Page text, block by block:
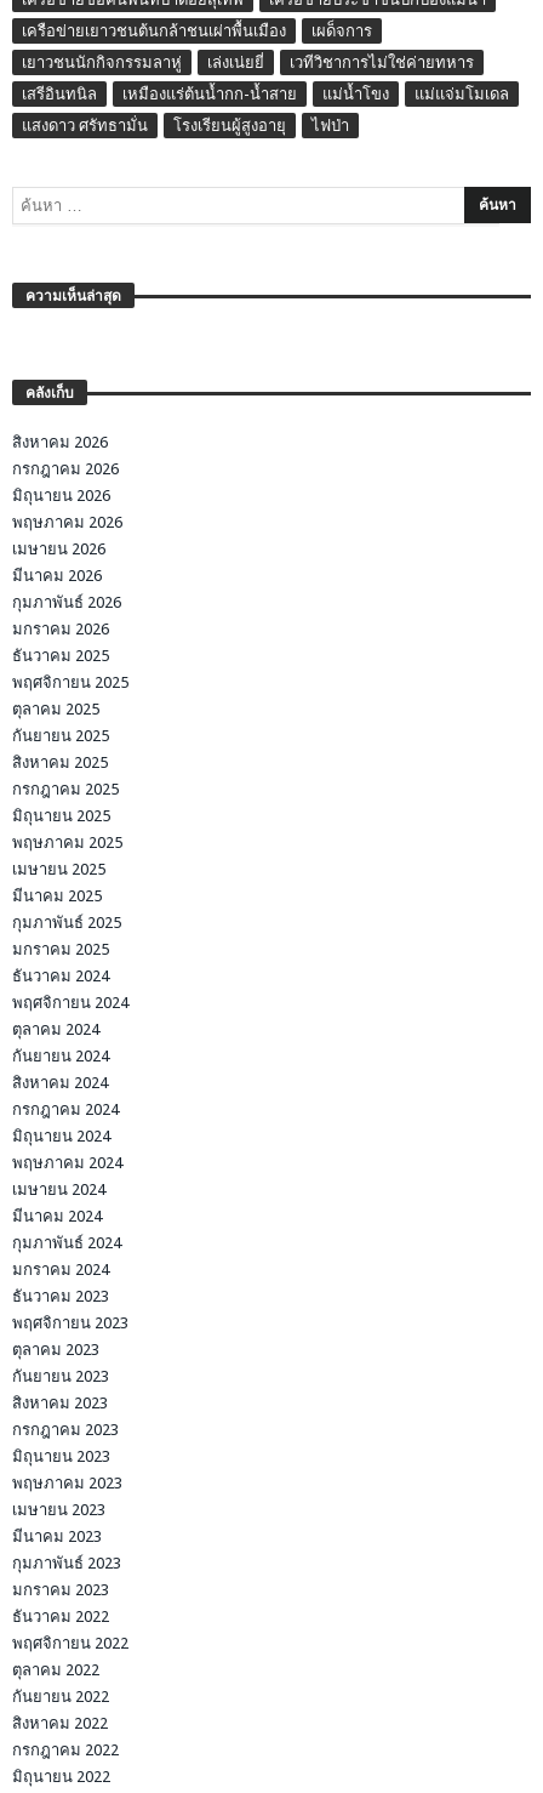
เครือข่ายเยาวชนต้นกล้าชนเผ่าพื้นเมือง
เผด็จการ
เยาวชนนักกิจกรรมลาหู่
เล่งเน่ยยี่
เวทีวิชาการไม่ใช่ค่ายทหาร
เสรีอินทนิล
เหมืองแร่ต้นน้ำกก-น้ำสาย แม่น้ำโขง
แม่แจ่มโมเดล
แสงดาว ศรัทธามั่น
โรงเรียนผู้สูงอายุ ไฟป่า
ความเห็นล่าสุด
คลังเก็บ
สิงหาคม 2026
กรกฎาคม 2026
มิถุนายน 2026
พฤษภาคม 2026
เมษายน 2026
มีนาคม 2026
กุมภาพันธ์ 2026
มกราคม 2026
ธันวาคม 2025
พฤศจิกายน 2025
ตุลาคม 2025
กันยายน 2025
สิงหาคม 2025
กรกฎาคม 2025
มิถุนายน 2025
พฤษภาคม 2025
เมษายน 2025
มีนาคม 2025
กุมภาพันธ์ 2025
มกราคม 2025
ธันวาคม 2024
พฤศจิกายน 2024
ตุลาคม 2024
กันยายน 2024
สิงหาคม 2024
กรกฎาคม 2024
มิถุนายน 2024
พฤษภาคม 2024
เมษายน 2024
มีนาคม 2024
กุมภาพันธ์ 2024
มกราคม 2024
ธันวาคม 2023
พฤศจิกายน 2023
ตุลาคม 2023
กันยายน 2023
สิงหาคม 2023
กรกฎาคม 2023
มิถุนายน 2023
พฤษภาคม 2023
เมษายน 2023
มีนาคม 2023
กุมภาพันธ์ 2023
มกราคม 2023
ธันวาคม 2022
พฤศจิกายน 2022
ตุลาคม 2022
กันยายน 2022
สิงหาคม 2022
กรกฎาคม 2022
มิถุนายน 2022